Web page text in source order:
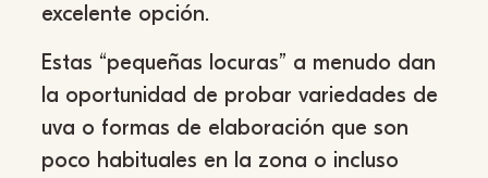
excelente opción.
Estas “pequeñas locuras” a menudo dan
la oportunidad de probar variedades de
uva o formas de elaboración que son
poco habituales en la zona o incluso